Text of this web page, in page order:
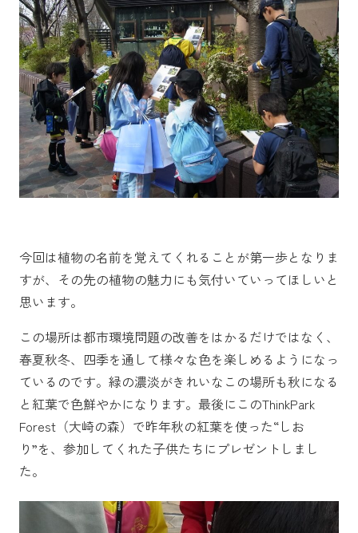
今回は植物の名前を覚えてくれることが第一歩となりま
すが、その先の植物の魅力にも気付いていってほしいと
思います。
この場所は都市環境問題の改善をはかるだけではなく、
春夏秋冬、四季を通して様々な色を楽しめるようになっ
ているのです。緑の濃淡がきれいなこの場所も秋になる
と紅葉で色鮮やかになります。最後にこのThinkPark
Forest（大崎の森）で昨年秋の紅葉を使った“しお
り”を、参加してくれた子供たちにプレゼントしまし
た。